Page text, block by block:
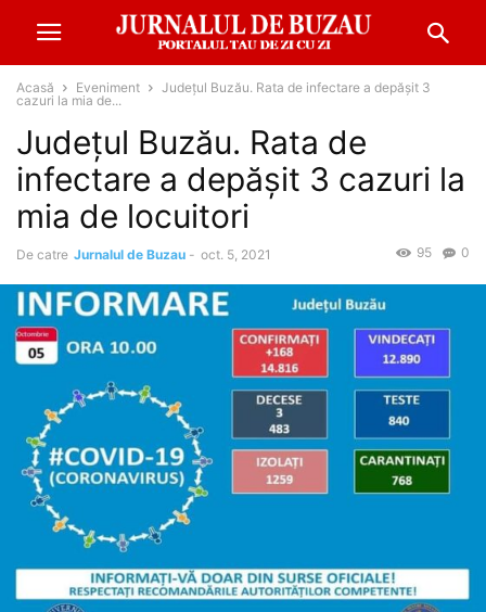
Acasă Eveniment
Județul Buzău. Rata de infectare a depășit 3
cazuri la mia de...
Județul Buzău. Rata de
infectare a depășit 3 cazuri la
mia de locuitori
De catre Jurnalul de Buzau - oct. 5, 2021 0
95